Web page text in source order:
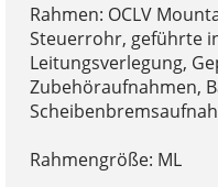
Rahmen: OCLV
Steuerrohr, geführte
Leitungsverlegung,
Zubehöraufnahmen,
Rahmengröße: ML